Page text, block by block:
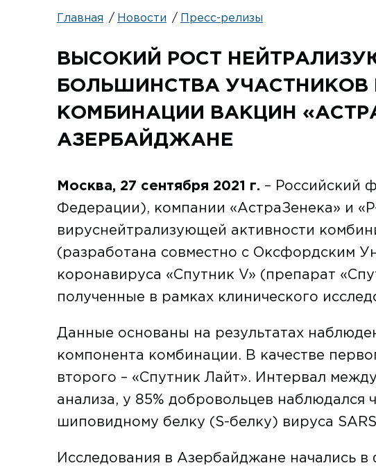
Главная Новости Пресс-релизы
ВЫСОКИЙ РОСТ
БОЛЬШИНСТВА УЧАСТНИКОВ
КОМБИНАЦИИ ВАКЦИН
АЗЕРБАЙДЖАНЕ
Москва, 27 сентября 2021 г. – Российский
Федерации), компании «АстраЗенека» и
вируснейтрализующей активности
(разработана совместно с Оксфордским
коронавируса «Спутник V» (препарат
полученные в рамках клинического
Данные основаны на результатах
компонента комбинации. В качестве
второго – «Спутник Лайт». Интервал
анализа, у 85% добровольцев
шиповидному белку (S-белку) вируса
Исследования в Азербайджане начались